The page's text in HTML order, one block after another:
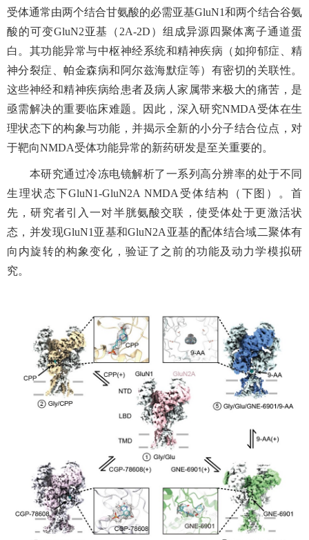
受体通常由两个结合甘氨酸的必需亚基GluN1和两个结合谷氨
酸的可变GluN2亚基（ 2A-2D ）组成异源四聚体离子通道蛋
白。其功能异常与中枢神经系统和精神疾病（如抑郁症、精
神分裂症、帕金森病和阿尔兹海默症等）有密切的关联性。
这些神经和精神疾病给患者及病人家属带来极大的痛苦，是
亟需解决的重要临床难题。因此，深入研究NMDA 受体在生
理状态下的构象与功能，并揭示全新的小分子结合位点，对
于靶向NMDA受体功能异常的新药研发是至关重要的。
本研究通过冷冻电镜解析了一系列高分辨率的处于不同
生理状态下GluN1-GluN2A NMDA 受体结构（下图）。首
先，研究者引入一对半胱氨酸交联，使受体处于更激活状
态，并发现GluN1 亚基和GluN2A 亚基的配体结合域二聚体有
向内旋转的构象变化，验证了之前的功能及动力学模拟研
究。